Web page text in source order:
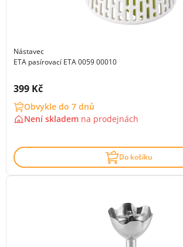
Nástavec
ETA pasírovací ETA 0059 00010
Cena s DPH:
399 Kč
Obvykle do 7 dnů
Není skladem na prodejnách
Do košíku